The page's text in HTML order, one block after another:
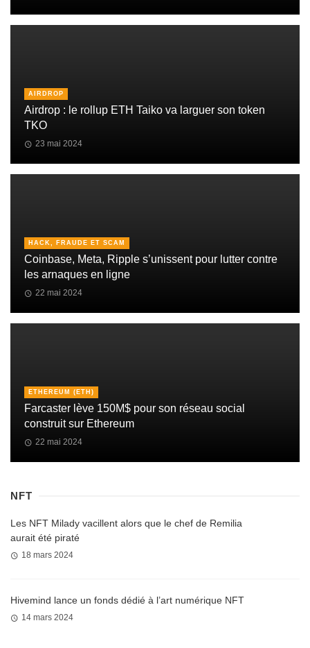
AIRDROP
Airdrop : le rollup ETH Taiko va larguer son token
TKO
23 mai 2024
HACK, FRAUDE ET SCAM
Coinbase, Meta, Ripple s’unissent pour lutter contre
les arnaques en ligne
22 mai 2024
ETHEREUM (ETH)
Farcaster lève 150M$ pour son réseau social
construit sur Ethereum
22 mai 2024
NFT
Les NFT Milady vacillent alors que le chef de Remilia
aurait été piraté
18 mars 2024
Hivemind lance un fonds dédié à l’art numérique NFT
14 mars 2024